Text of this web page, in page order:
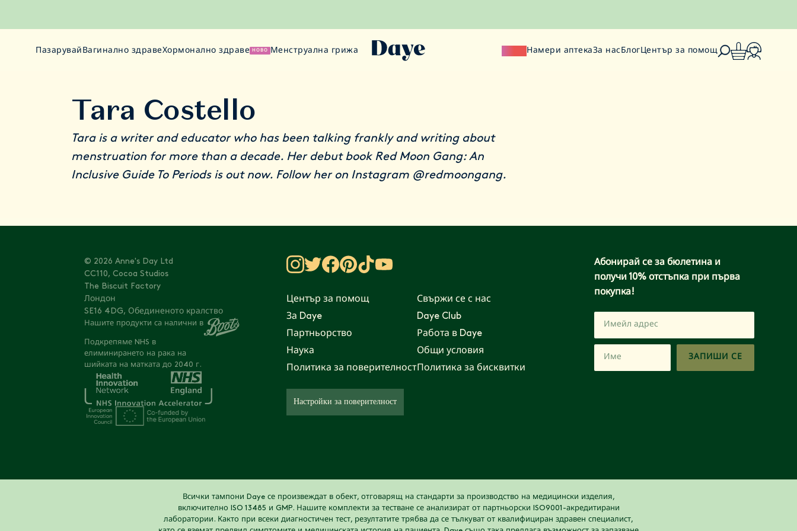
Пазарувай Вагинално здравеХормонално здраве НОВО Менструална грижа Намери аптекаЗа нас Блог Център за помощ
Tara Costello
Tara is a writer and educator who has been talking frankly and writing about
menstruation for more than a decade. Her debut book Red Moon Gang: An
Inclusive Guide To Periodsis out now. Follow her on Instagram @redmoongang.
© 2026 Anne's Day Ltd
CC110, Cocoa Studios
The Biscuit Factory
Лондон
SE16 4DG, Обединеното кралство
Нашите продукти са налични в
Подкрепяме NHS в
елиминирането на рака на
шийката на матката до 2040 г.
Център за помощ
Свържи се с нас
За Daye
Daye Club
Партньорство
Работа в Daye
Наука
Общи условия
Политика за поверителност Политика за бисквитки
Настройки за поверителност
Абонирай се за бюлетина и
получи 10% отстъпка при първа
покупка!
ЗАПИШИ СЕ
Всички тампони Daye се произвеждат в обект, отговарящ на стандарти за производство на медицински изделия,
включително ISO 13485 и GMP. Нашите комплекти за тестване се анализират от партньорски ISO9001-акредитирани
лаборатории. Както при всеки диагностичен тест, резултатите трябва да се тълкуват от квалифициран здравен специалист,